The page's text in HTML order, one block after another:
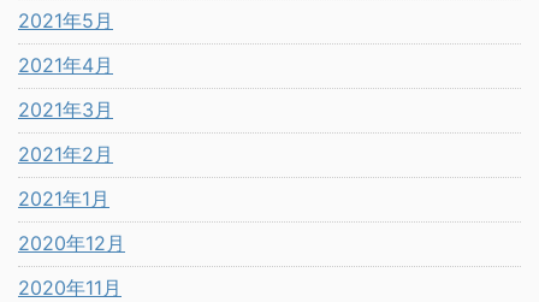
2021年5月
2021年4月
2021年3月
2021年2月
2021年1月
2020年12月
2020年11月